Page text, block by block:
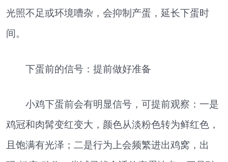
光照不足或环境嘈杂，会抑制产蛋，延长下蛋时
间。
下蛋前的信号：提前做好准备
小鸡下蛋前会有明显信号，可提前观察：一是
鸡冠和肉髯变红变大，颜色从淡粉色转为鲜红色，
且饱满有光泽；二是行为上会频繁进出鸡窝，出